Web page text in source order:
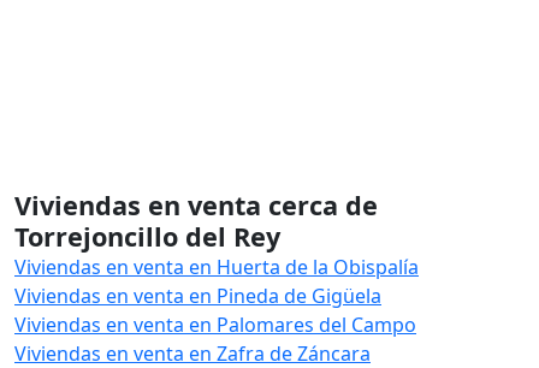
Viviendas en venta cerca de
Torrejoncillo del Rey
Viviendas en venta en Huerta de la Obispalía
Viviendas en venta en Pineda de Gigüela
Viviendas en venta en Palomares del Campo
Viviendas en venta en Zafra de Záncara